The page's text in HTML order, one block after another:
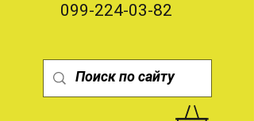
099-224-03-82